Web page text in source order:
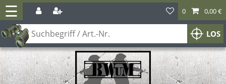
☰
LOS
0 0,00 €